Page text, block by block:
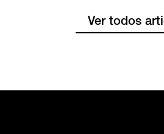
Ver todos